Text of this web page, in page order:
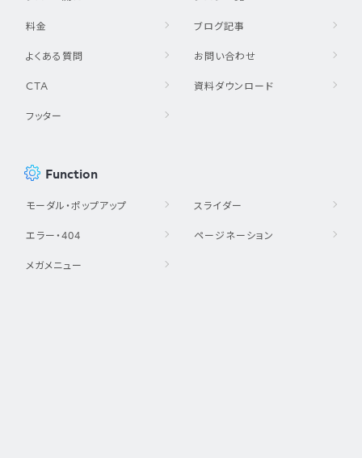
料金
よくある質問
CTA
フッター
ブログ記事
お問い合わせ
資料ダウンロード
Function
モーダル・ポップアップ
エラー・404
メガメニュー
スライダー
ページネーション